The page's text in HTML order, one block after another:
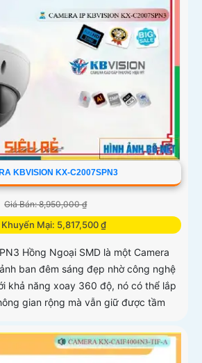
KBVISION KX-C2007SPN3
Giá Bán: 8,950,000 ₫
Khuyến Mại: 5,817,500 ₫
Hồng Ngoại SMD là một Camera
ban đêm sáng đẹp nhờ công nghệ
khả năng xoay 360 độ, nó có thể lắp
gian rộng mà vẫn giữ được tầm